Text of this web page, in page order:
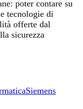
poter contare su
tecnologie di
offerte dal
sicurezza
Siemens